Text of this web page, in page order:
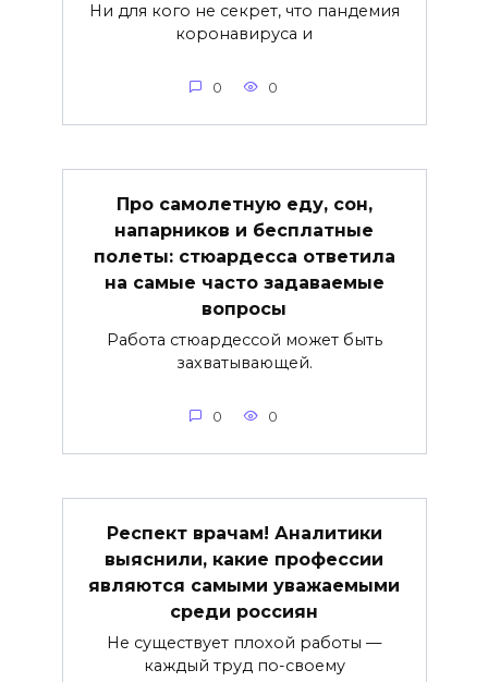
Ни для кого не секрет, что пандемия
коронавируса и
0 0
Про самолетную еду, сон,
напарников и бесплатные
полеты: стюардесса ответила
на самые часто задаваемые
вопросы
Работа стюардессой может быть
захватывающей.
0 0
Респект врачам! Аналитики
выяснили, какие профессии
являются самыми уважаемыми
среди россиян
Не существует плохой работы —
каждый труд по-своему